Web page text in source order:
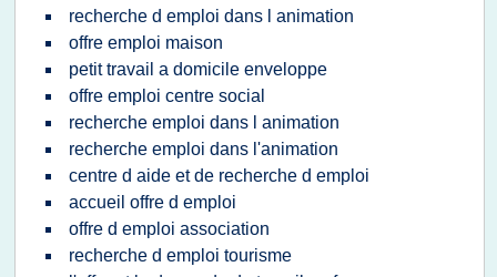
recherche d emploi dans l animation
offre emploi maison
petit travail a domicile enveloppe
offre emploi centre social
recherche emploi dans l animation
recherche emploi dans l'animation
centre d aide et de recherche d emploi
accueil offre d emploi
offre d emploi association
recherche d emploi tourisme